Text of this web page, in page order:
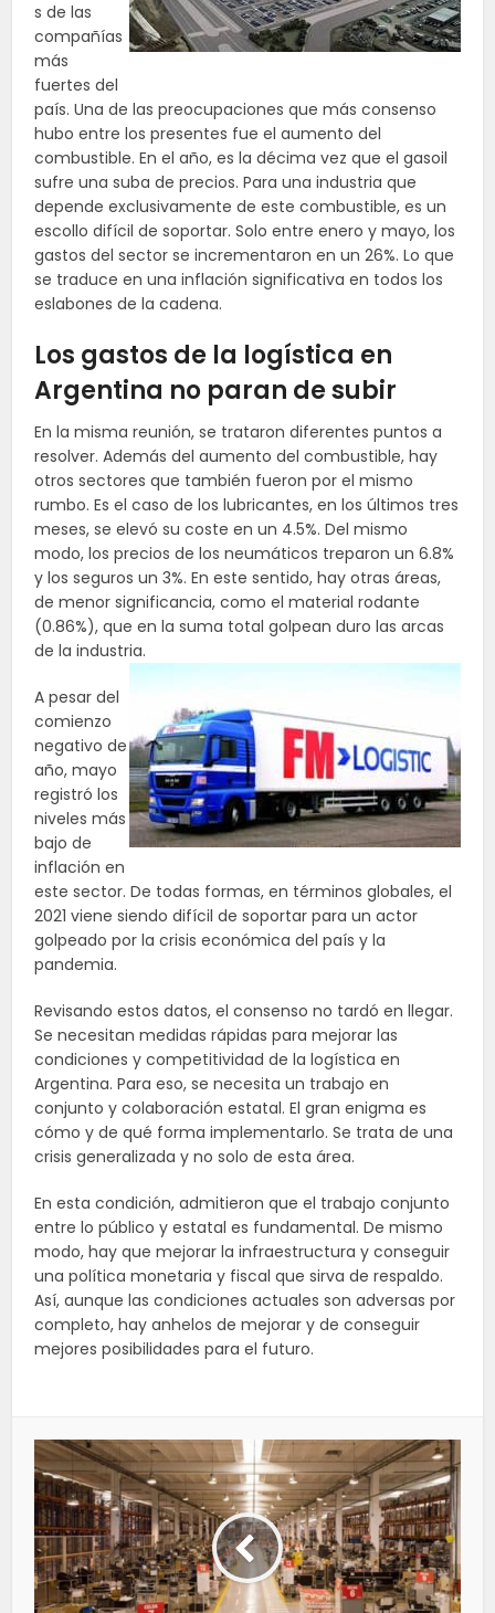
s de las
compañías
más
fuertes del
país. Una de las preocupaciones que más consenso
hubo entre los presentes fue el aumento del
combustible. En el año, es la décima vez que el gasoil
sufre una suba de precios. Para una industria que
depende exclusivamente de este combustible, es un
escollo difícil de soportar. Solo entre enero y mayo, los
gastos del sector se incrementaron en un 26%. Lo que
se traduce en una inflación significativa en todos los
eslabones de la cadena.
Los gastos de la logística en
Argentina no paran de subir
En la misma reunión, se trataron diferentes puntos a
resolver. Además del aumento del combustible, hay
otros sectores que también fueron por el mismo
rumbo. Es el caso de los lubricantes, en los últimos tres
meses, se elevó su coste en un 4.5%. Del mismo
modo, los precios de los neumáticos treparon un 6.8%
y los seguros un 3%. En este sentido, hay otras áreas,
de menor significancia, como el material rodante
(0.86%), que en la suma total golpean duro las arcas
de la industria.
A pesar del
comienzo
negativo de
año, mayo
registró los
niveles más
bajo de
inflación en
este sector. De todas formas, en términos globales, el
2021 viene siendo difícil de soportar para un actor
golpeado por la crisis económica del país y la
pandemia.
Revisando estos datos, el consenso no tardó en llegar.
Se necesitan medidas rápidas para mejorar las
condiciones y competitividad de la logística en
Argentina. Para eso, se necesita un trabajo en
conjunto y colaboración estatal. El gran enigma es
cómo y de qué forma implementarlo. Se trata de una
crisis generalizada y no solo de esta área.
En esta condición, admitieron que el trabajo conjunto
entre lo público y estatal es fundamental. De mismo
modo, hay que mejorar la infraestructura y conseguir
una política monetaria y fiscal que sirva de respaldo.
Así, aunque las condiciones actuales son adversas por
completo, hay anhelos de mejorar y de conseguir
mejores posibilidades para el futuro.